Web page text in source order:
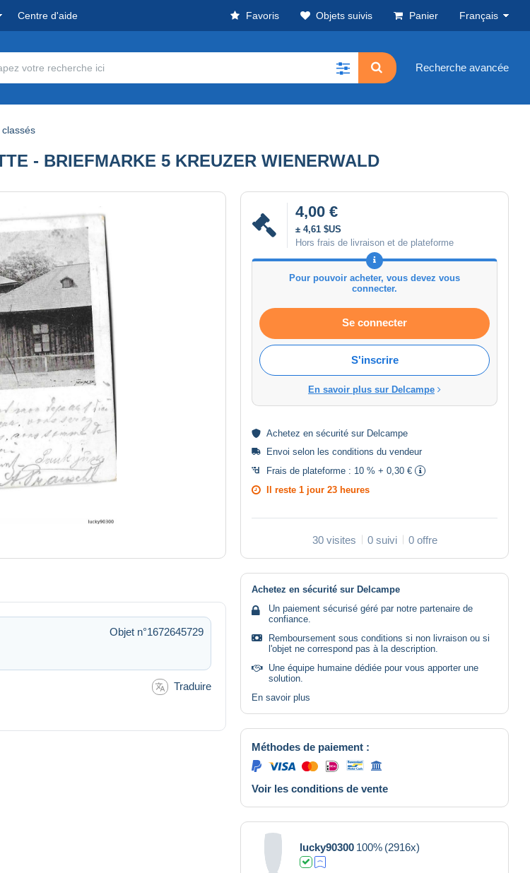
Centre d'aide Favoris Objets suivis Panier Français
Recherche avancée
- BRIEFMARKE 5 KREUZER WIENERWALD
4,00 €
± 4,61 $US
Hors frais de livraison et de plateforme
Pour pouvoir acheter, vous devez vous
connecter.
Se connecter
S'inscrire
En savoir plus sur Delcampe
Achetez en sécurité sur Delcampe
Envoi selon les conditions du vendeur
Frais de plateforme : 10 % + 0,30 €
Il reste 1 jour 23 heures
30 visites 0 suivi 0 offre
Objet n°1672645729
Traduire
Achetez en sécurité sur Delcampe
Un paiement sécurisé géré par notre partenaire de
confiance.
Remboursement sous conditions si non livraison ou si
l'objet ne correspond pas à la description.
Une équipe humaine dédiée pour vous apporter une
solution.
En savoir plus
Méthodes de paiement :
Voir les conditions de vente
lucky90300 100% (2916x)